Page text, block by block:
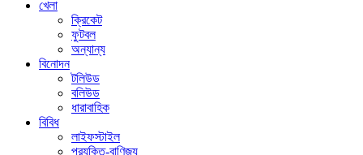
খেলা
ক্রিকেট
ফুটবল
অন্যান্য
বিনোদন
টলিউড
বলিউড
ধারাবাহিক
বিবিধ
লাইফস্টাইল
প্রযুক্তি-বাণিজ্য